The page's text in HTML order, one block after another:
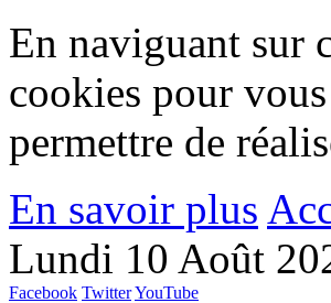
En naviguant sur
cookies pour
permettre de
En savoir plus
Lundi 10 Août
Facebook TwitterYouTube